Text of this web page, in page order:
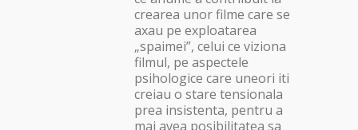
crearea unor filme care se
axau pe exploatarea
„spaimei”, celui ce viziona
filmul, pe aspectele
psihologice care uneori iti
creiau o stare tensionala
prea insistenta, pentru a
mai avea posibilitatea sa